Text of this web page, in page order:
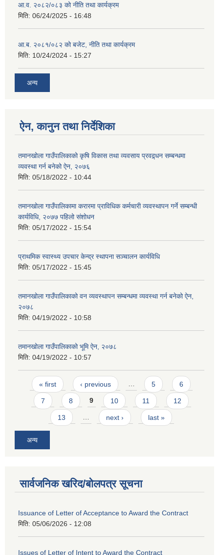
आ.व. २०८२/०८३ को नीति तथा कार्यक्रम
मिति: 06/24/2025 - 16:48
आ.ब. २०८१/०८२ को बजेट, नीति तथा कार्यक्रम
मिति: 10/24/2024 - 15:27
अन्य
ऐन, कानुन तथा निर्देशिका
तमानखोला गाउँपालिकाको कृषि विकास तथा व्यवसाय प्रवद्र्धन सम्बन्धमा
व्यवस्था गर्न बनेको ऐन, २०७६
मिति: 05/18/2022 - 10:44
तमानखोला गाउँपालिकामा करारमा प्राविधिक कर्मचारी व्यवस्थापन गर्ने सम्बन्धी
कार्यविधि, २०७७ पहिलो संशोधन
मिति: 05/17/2022 - 15:54
प्राथमिक स्वास्थ्य उपचार केन्द्र स्थापना सञ्चालन कार्यविधि
मिति: 05/17/2022 - 15:45
तमानखोला गाउँपालिकाको वन व्यवस्थापन सम्बन्धमा व्यवस्था गर्न बनेको ऐन,
२०७८
मिति: 04/19/2022 - 10:58
तमानखोला गाउँपालिकाको भूमि ऐन, २०७८
मिति: 04/19/2022 - 10:57
Pages
« first ‹ previous … 5 6
7 8 9 10 11 12
13 … next › last »
अन्य
सार्वजनिक खरिद/बोलपत्र सूचना
Issuance of Letter of Acceptance to Award the Contract
मिति: 05/06/2026 - 12:08
Issues of Letter of Intent to Award the Contract